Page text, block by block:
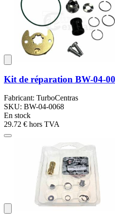
Kit de réparation BW-04-
Fabricant: TurboCentras
SKU: BW-04-0068
En stock
29.72 € hors TVA